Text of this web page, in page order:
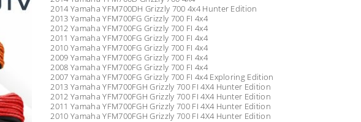
2014 Yamaha YFM700DH Grizzly 700 4x4 Hunter Edition
2013 Yamaha YFM700FG Grizzly 700 FI 4x4
2012 Yamaha YFM700FG Grizzly 700 FI 4x4
2011 Yamaha YFM700FG Grizzly 700 FI 4x4
2010 Yamaha YFM700FG Grizzly 700 FI 4x4
2009 Yamaha YFM700FG Grizzly 700 FI 4x4
2008 Yamaha YFM700FG Grizzly 700 FI 4x4
2007 Yamaha YFM700FG Grizzly 700 FI 4x4 Exploring Edition
2013 Yamaha YFM700FGH Grizzly 700 FI 4X4 Hunter Edition
2012 Yamaha YFM700FGH Grizzly 700 FI 4X4 Hunter Edition
2011 Yamaha YFM700FGH Grizzly 700 FI 4X4 Hunter Edition
2010 Yamaha YFM700FGH Grizzly 700 FI 4X4 Hunter Edition